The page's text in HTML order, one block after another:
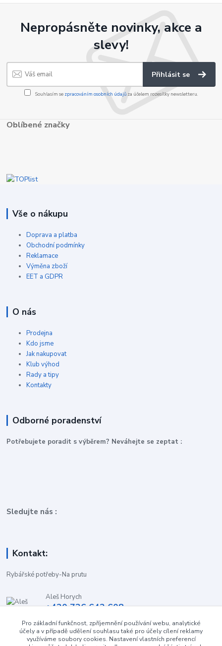
Nepropásněte novinky, akce a
slevy!
Přihlásit se
Souhlasím se zpracováním osobních údajůza účelem rozesílky newsletteru.
Oblíbené značky
Vše o nákupu
Doprava a platba
Obchodní podmínky
Reklamace
Výměna zboží
EET a GDPR
O nás
Prodejna
Kdo jsme
Jak nakupovat
Klub výhod
Rady a tipy
Kontakty
Odborné poradenství
Potřebujete poradit s výběrem? Neváhejte se zeptat :
Sledujte nás :
Kontakt:
Rybářské potřeby-Na prutu
Aleš Horych
+420 736 642 608
obchod-naprutu@seznam.cz
Pro základní funkčnost, zpříjemnění používání webu, analytické
účely a v případě udělení souhlasu také pro účely cílení reklamy
využíváme soubory cookies. Nastavení vlastních preferencí